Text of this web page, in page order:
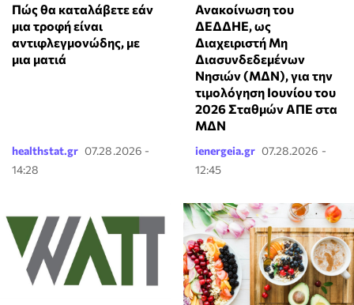
Πώς θα καταλάβετε εάν
μια τροφή είναι
αντιφλεγμονώδης, με
μια ματιά
healthstat.gr 07.28.2026 -
14:28
Ανακοίνωση του
ΔΕΔΔΗΕ, ως
Διαχειριστή Μη
Διασυνδεδεμένων
Νησιών (ΜΔΝ), για την
τιμολόγηση Ιουνίου του
2026 Σταθμών ΑΠΕ στα
ΜΔΝ
ienergeia.gr 07.28.2026 -
12:45